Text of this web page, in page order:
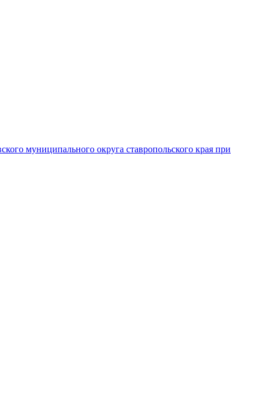
муниципального округа ставропольского края при